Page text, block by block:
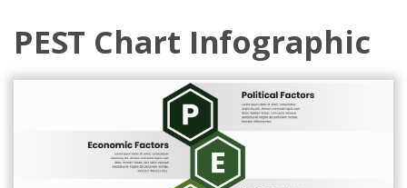
PEST Chart Infographic